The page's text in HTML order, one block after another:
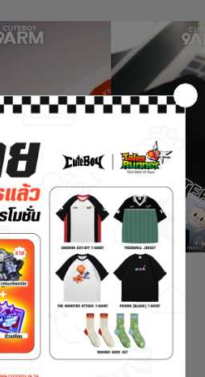
ไอเทม